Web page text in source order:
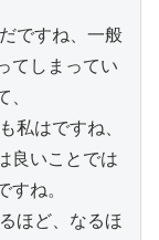
すね、一般
てしまってい
はですね、
良いことでは
ね。
ど、なるほ